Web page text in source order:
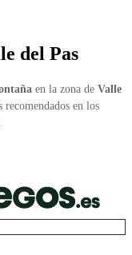
del Pas
en la zona de Valle
recomendados en los